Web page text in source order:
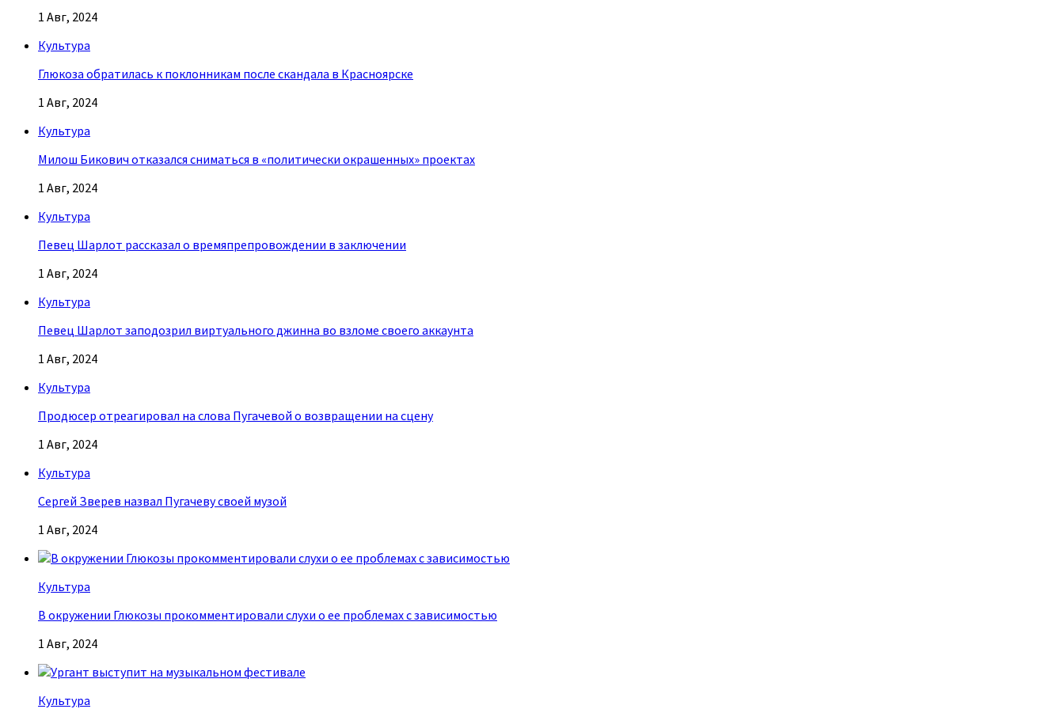
1 Авг, 2024
Культура
Глюкоза обратилась к поклонникам после скандала в Красноярске
1 Авг, 2024
Культура
Милош Бикович отказался сниматься в «политически окрашенных» проектах
1 Авг, 2024
Культура
Певец Шарлот рассказал о времяпрепровождении в заключении
1 Авг, 2024
Культура
Певец Шарлот заподозрил виртуального джинна во взломе своего аккаунта
1 Авг, 2024
Культура
Продюсер отреагировал на слова Пугачевой о возвращении на сцену
1 Авг, 2024
Культура
Сергей Зверев назвал Пугачеву своей музой
1 Авг, 2024
Культура
В окружении Глюкозы прокомментировали слухи о ее проблемах с зависимостью
1 Авг, 2024
Культура